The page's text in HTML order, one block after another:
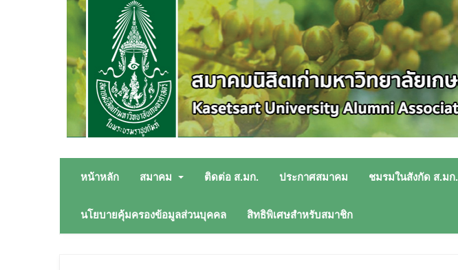
หน้าหลัก สมาคม ติดต่อ ส.มก. ประกาศสมาคม ชมรมในสังกัด ส.มก.
นโยบายคุ้มครองข้อมูลส่วนบุคคล สิทธิพิเศษสำหรับสมาชิก